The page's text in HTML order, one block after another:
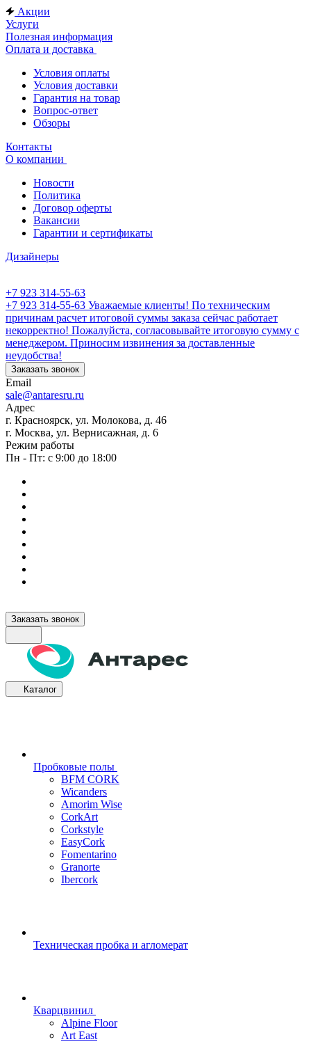
Акции
Услуги
Полезная информация
Оплата и доставка
Условия оплаты
Условия доставки
Гарантия на товар
Вопрос-ответ
Обзоры
Контакты
О компании
Новости
Политика
Договор оферты
Вакансии
Гарантии и сертификаты
Дизайнеры
+7 923 314-55-63
+7 923 314-55-63 Уважаемые клиенты! По техническим
причинам расчет итоговой суммы заказа сейчас работает
некорректно! Пожалуйста, согласовывайте итоговую сумму с
менеджером. Приносим извинения за доставленные
неудобства!
Заказать звонок
Email
sale@antaresru.ru
Адрес
г. Красноярск, ул. Молокова, д. 46
г. Москва, ул. Вернисажная, д. 6
Режим работы
Пн - Пт: с 9:00 до 18:00
Заказать звонок
Каталог
Пробковые полы
BFM CORK
Wicanders
Amorim Wise
CorkArt
Corkstyle
EasyCork
Fomentarino
Granorte
Ibercork
Техническая пробка и агломерат
Кварцвинил
Alpine Floor
Art East